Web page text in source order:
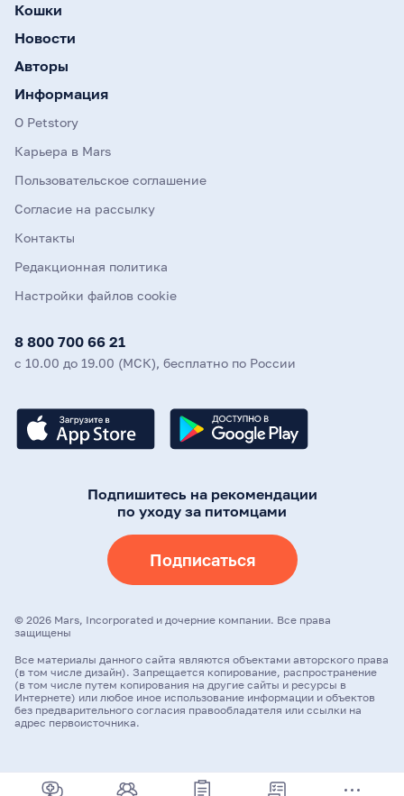
Кошки
Новости
Авторы
Информация
О Petstory
Карьера в Mars
Пользовательское соглашение
Согласие на рассылку
Контакты
Редакционная политика
Настройки файлов cookie
8 800 700 66 21
с 10.00 до 19.00 (МСК), бесплатно по России
Подпишитесь на рекомендации
по уходу за питомцами
Подписаться
© 2026 Mars, Incorporated и дочерние компании. Все права
защищены
Все материалы данного сайта являются объектами авторского права
(в том числе дизайн). Запрещается копирование, распространение
(в том числе путем копирования на другие сайты и ресурсы в
Интернете) или любое иное использование информации и объектов
без предварительного согласия правообладателя или ссылки на
адрес первоисточника.